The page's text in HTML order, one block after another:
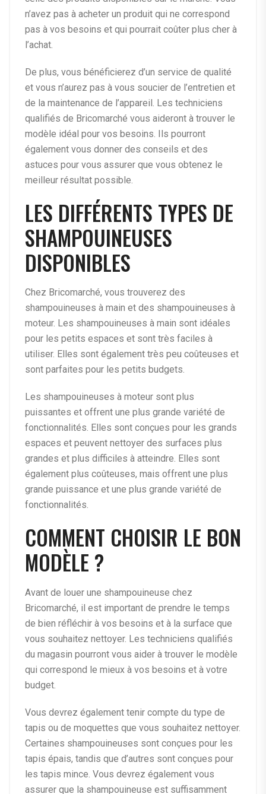
n’avez pas à acheter un produit qui ne correspond
pas à vos besoins et qui pourrait coûter plus cher à
l’achat.
De plus, vous bénéficierez d’un service de qualité
et vous n’aurez pas à vous soucier de l’entretien et
de la maintenance de l’appareil. Les techniciens
qualifiés de Bricomarché vous aideront à trouver le
modèle idéal pour vos besoins. Ils pourront
également vous donner des conseils et des
astuces pour vous assurer que vous obtenez le
meilleur résultat possible.
LES DIFFÉRENTS TYPES DE
SHAMPOUINEUSES
DISPONIBLES
Chez Bricomarché, vous trouverez des
shampouineuses à main et des shampouineuses à
moteur. Les shampouineuses à main sont idéales
pour les petits espaces et sont très faciles à
utiliser. Elles sont également très peu coûteuses et
sont parfaites pour les petits budgets.
Les shampouineuses à moteur sont plus
puissantes et offrent une plus grande variété de
fonctionnalités. Elles sont conçues pour les grands
espaces et peuvent nettoyer des surfaces plus
grandes et plus difficiles à atteindre. Elles sont
également plus coûteuses, mais offrent une plus
grande puissance et une plus grande variété de
fonctionnalités.
COMMENT CHOISIR LE BON
MODÈLE ?
Avant de louer une shampouineuse chez
Bricomarché, il est important de prendre le temps
de bien réfléchir à vos besoins et à la surface que
vous souhaitez nettoyer. Les techniciens qualifiés
du magasin pourront vous aider à trouver le modèle
qui correspond le mieux à vos besoins et à votre
budget.
Vous devrez également tenir compte du type de
tapis ou de moquettes que vous souhaitez nettoyer.
Certaines shampouineuses sont conçues pour les
tapis épais, tandis que d’autres sont conçues pour
les tapis mince. Vous devrez également vous
assurer que la shampouineuse est suffisamment